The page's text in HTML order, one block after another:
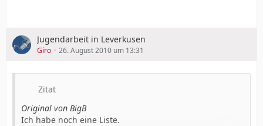
Jugendarbeit in Leverkusen
Giro 26. August 2010 um 13:31
Zitat
Original von BigB
Ich habe noch eine Liste.